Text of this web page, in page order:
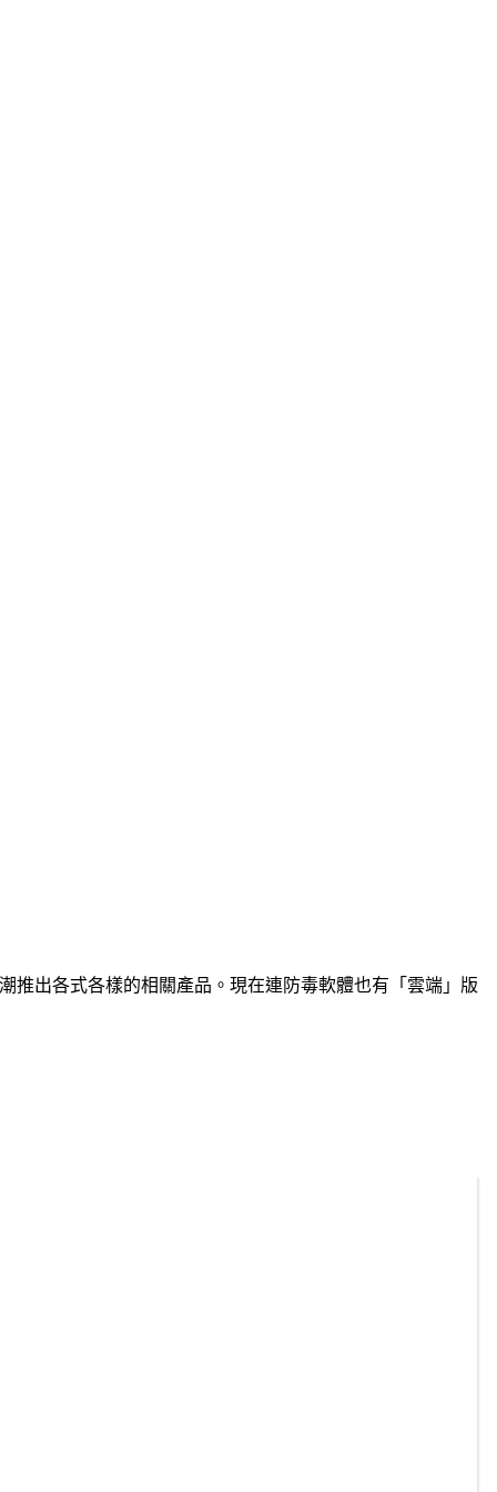
推出各式各樣的相關產品。現在連防毒軟體也有「雲端」版